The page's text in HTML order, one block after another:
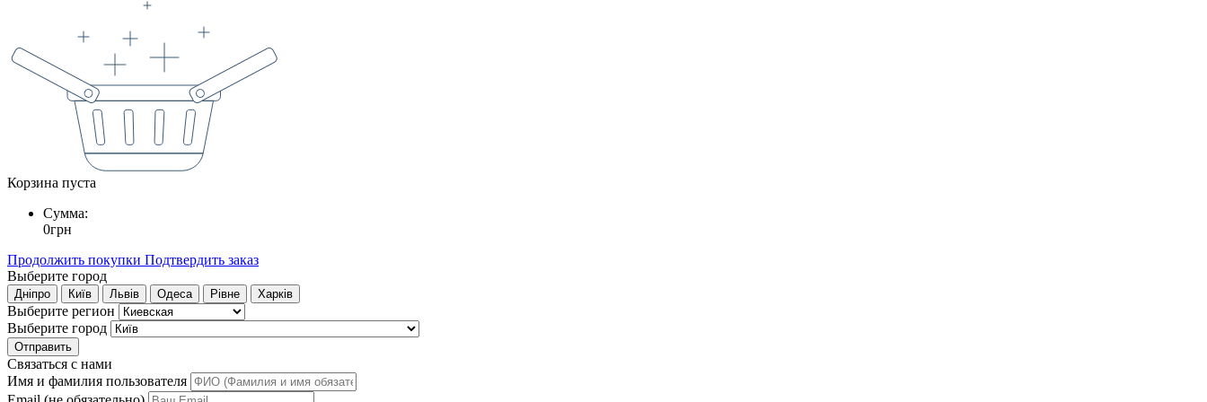
Корзина пуста
Сумма:
0грн
Продолжить покупки Подтвердить заказ
Выберите город
Дніпро Київ Львів Одеса Рівне Харків
Выберите регион
Выберите город
Отправить
Связаться с нами
Имя и фамилия пользователя